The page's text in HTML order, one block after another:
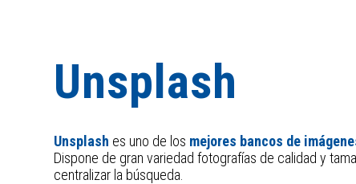
Unsplash
Unsplash es uno de los mejores bancos de
Dispone de gran variedad fotografías de calidad y
centralizar la búsqueda.